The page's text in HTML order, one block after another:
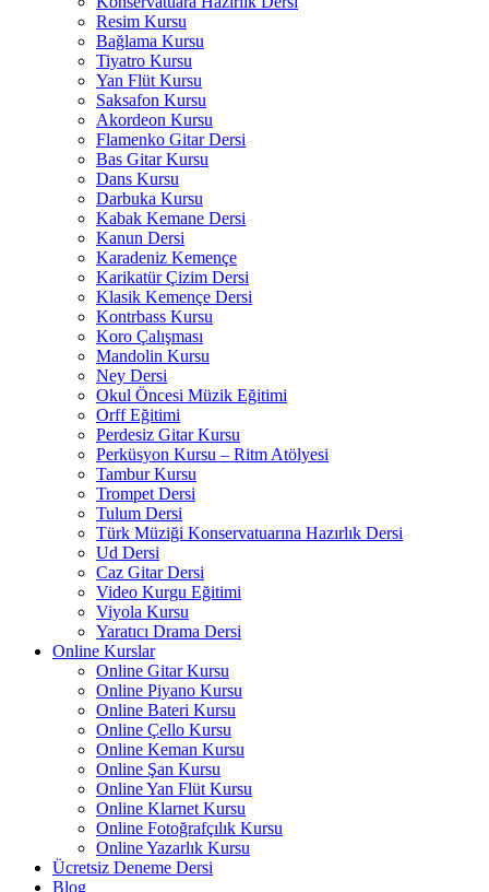
Resim Kursu
Bağlama Kursu
Tiyatro Kursu
Yan Flüt Kursu
Saksafon Kursu
Akordeon Kursu
Flamenko Gitar Dersi
Bas Gitar Kursu
Dans Kursu
Darbuka Kursu
Kabak Kemane Dersi
Kanun Dersi
Karadeniz Kemençe
Karikatür Çizim Dersi
Klasik Kemençe Dersi
Kontrbass Kursu
Koro Çalışması
Mandolin Kursu
Ney Dersi
Okul Öncesi Müzik Eğitimi
Orff Eğitimi
Perdesiz Gitar Kursu
Perküsyon Kursu – Ritm Atölyesi
Tambur Kursu
Trompet Dersi
Tulum Dersi
Türk Müziği Konservatuarına Hazırlık Dersi
Ud Dersi
Caz Gitar Dersi
Video Kurgu Eğitimi
Viyola Kursu
Yaratıcı Drama Dersi
Online Kurslar
Online Gitar Kursu
Online Piyano Kursu
Online Bateri Kursu
Online Çello Kursu
Online Keman Kursu
Online Şan Kursu
Online Yan Flüt Kursu
Online Klarnet Kursu
Online Fotoğrafçılık Kursu
Online Yazarlık Kursu
Ücretsiz Deneme Dersi
Blog